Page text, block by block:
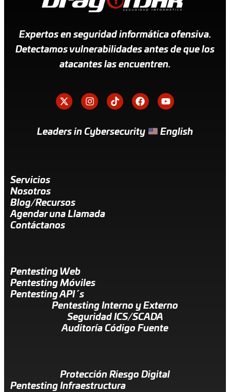
Expertos en seguridad informática ofensiva.
Detectamos vulnerabilidades antes de que los
atacantes las encuentren.
Leaders in Cybersecurity English
Servicios
Nosotros
Blog/Recursos
Agendar una Llamada
Contáctanos
Pentesting Web
Pentesting Móviles
Pentesting API´s
Pentesting Interno y Externo
Seguridad ICS/SCADA
Auditoría Código Fuente
Protección Riesgo Digital
Pentesting Infraestructura